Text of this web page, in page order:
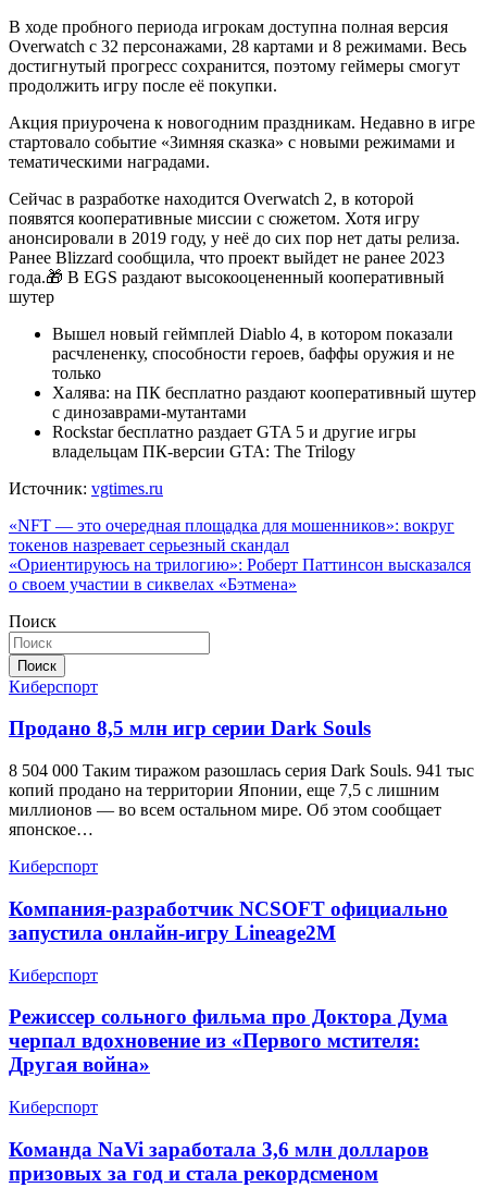
В ходе пробного периода игрокам доступна полная версия
Overwatch с 32 персонажами, 28 картами и 8 режимами. Весь
достигнутый прогресс сохранится, поэтому геймеры смогут
продолжить игру после её покупки.
Акция приурочена к новогодним праздникам. Недавно в игре
стартовало событие «Зимняя сказка» с новыми режимами и
тематическими наградами.
Сейчас в разработке находится Overwatch 2, в которой
появятся кооперативные миссии с сюжетом. Хотя игру
анонсировали в 2019 году, у неё до сих пор нет даты релиза.
Ранее Blizzard сообщила, что проект выйдет не ранее 2023
года.🎁 В EGS раздают высокооцененный кооперативный
шутер
Вышел новый геймплей Diablo 4, в котором показали
расчлененку, способности героев, баффы оружия и не
только
Халява: на ПК бесплатно раздают кооперативный шутер
с динозаврами-мутантами
Rockstar бесплатно раздает GTA 5 и другие игры
владельцам ПК-версии GTA: The Trilogy
Источник: vgtimes.ru
Навигация
по
записям
«NFT — это очередная площадка для мошенников»: вокруг
токенов назревает серьезный скандал
«Ориентируюсь на трилогию»: Роберт Паттинсон высказался
о своем участии в сиквелах «Бэтмена»
Поиск
Поиск
Киберспорт
Продано 8,5 млн игр серии Dark Souls
8 504 000 Таким тиражом разошлась серия Dark Souls. 941 тыс
копий продано на территории Японии, еще 7,5 с лишним
миллионов — во всем остальном мире. Об этом сообщает
японское…
Киберспорт
Компания-разработчик NCSOFT официально
запустила онлайн-игру Lineage2M
Киберспорт
Режиссер сольного фильма про Доктора Дума
черпал вдохновение из «Первого мстителя:
Другая война»
Киберспорт
Команда NaVi заработала 3,6 млн долларов
призовых за год и стала рекордсменом